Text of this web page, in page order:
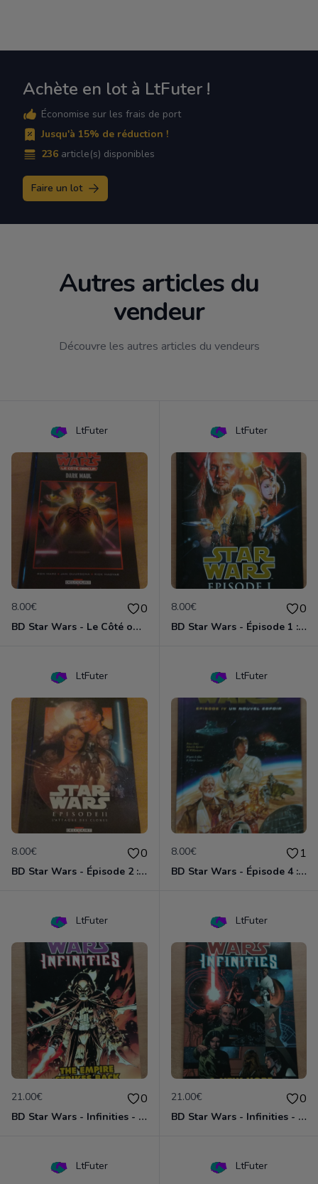
Achète en lot à LtFuter !
Économise sur les frais de port
Jusqu'à 15% de réduction !
236 article(s) disponibles
Faire un lot
Autres articles du
vendeur
Découvre les autres articles du vendeurs
LtFuter
8.00€ 0
BD Star Wars - Le Côté obscur T02 - Dark Maul
LtFuter
8.00€ 0
BD Star Wars - Épisode 1 : la menace fantôme
LtFuter
8.00€ 0
BD Star Wars - Épisode 2 : l'attaque des clones
LtFuter
8.00€ 1
BD Star Wars - Épisode 4 : Un nouvel espoir
LtFuter
21.00€ 0
BD Star Wars - Infinities - The Empire Strike Back (VO)
LtFuter
21.00€ 0
BD Star Wars - Infinities - A New Hope (VO)
LtFuter LtFuter